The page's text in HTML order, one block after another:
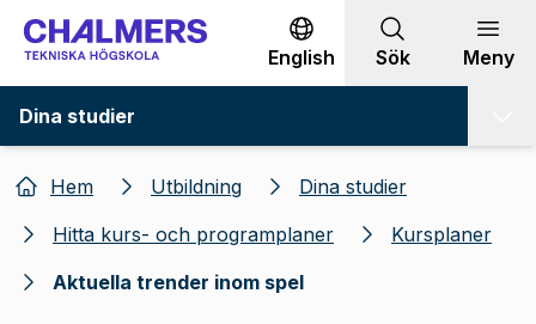
Gå till innehållet
English Sök Meny
Dina studier
Hem Utbildning
Dina studier
Hitta kurs- och programplaner
Kursplaner
Aktuella trender inom spel